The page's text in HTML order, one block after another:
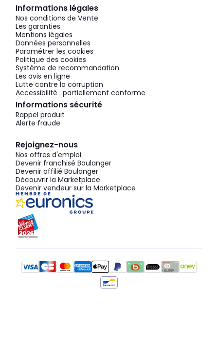
Informations légales
Nos conditions de Vente
Les garanties
Mentions légales
Données personnelles
Paramétrer les cookies
Politique des cookies
Système de recommandation
Les avis en ligne
Lutte contre la corruption
Accessibilité : partiellement conforme
Informations sécurité
Rappel produit
Alerte fraude
Rejoignez-nous
Nos offres d'emploi
Devenir franchisé Boulanger
Devenir affilié Boulanger
Découvrir la Marketplace
Devenir vendeur sur la Marketplace